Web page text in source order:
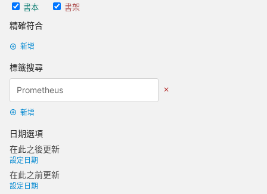
書本
書架
精確符合
新增
標籤搜尋
新增
日期選項
在此之後更新
設定日期
在此之前更新
設定日期